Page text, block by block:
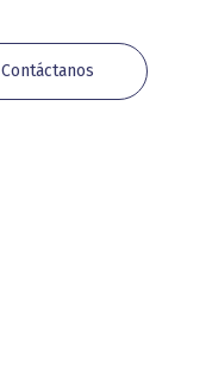
Contáctanos